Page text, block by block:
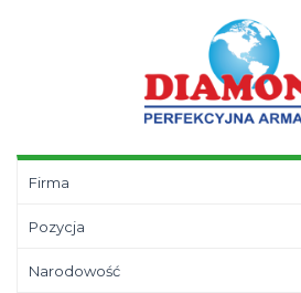
Firma
Pozycja
Narodowość